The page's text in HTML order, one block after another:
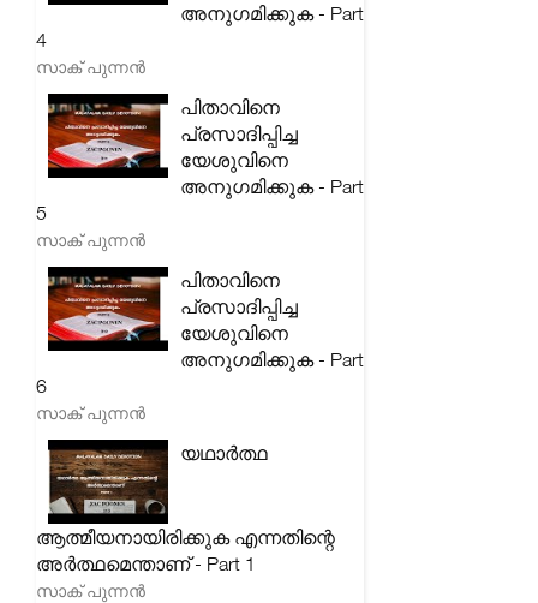
അനുഗമിക്കുക - Part
4
സാക് പുന്നൻ
പിതാവിനെ
പ്രസാദിപ്പിച്ച
യേശുവിനെ
അനുഗമിക്കുക - Part
5
സാക് പുന്നൻ
പിതാവിനെ
പ്രസാദിപ്പിച്ച
യേശുവിനെ
അനുഗമിക്കുക - Part
6
സാക് പുന്നൻ
യഥാർത്ഥ
ആത്മീയനായിരിക്കുക എന്നതിന്റെ
അർത്ഥമെന്താണ് - Part 1
സാക് പുന്നൻ